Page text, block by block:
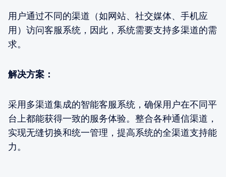
用户通过不同的渠道（如网站、社交媒体、手机应
用）访问客服系统，因此，系统需要支持多渠道的需
求。
解决方案：
采用多渠道集成的智能客服系统，确保用户在不同平
台上都能获得一致的服务体验。整合各种通信渠道，
实现无缝切换和统一管理，提高系统的全渠道支持能
力。